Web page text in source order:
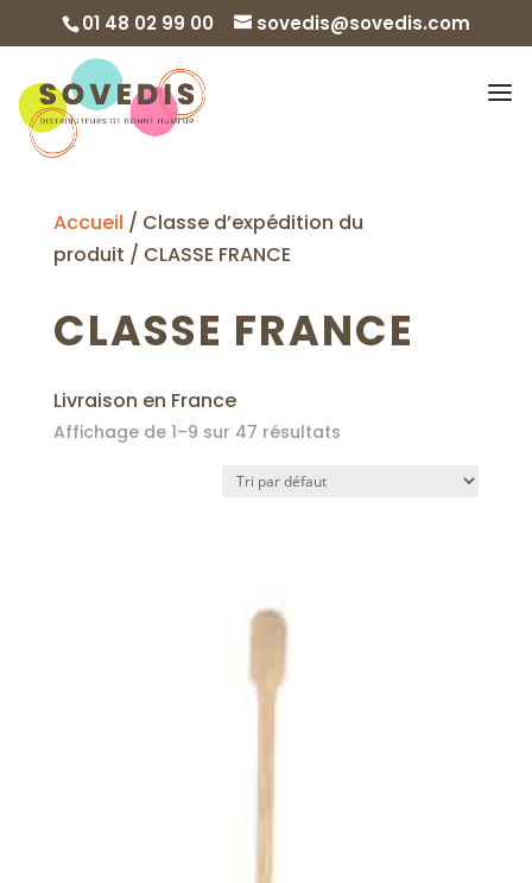
01 48 02 99 00 sovedis@sovedis.com
Accueil / Classe d’expédition du
produit / CLASSE FRANCE
CLASSE FRANCE
Livraison en France
Affichage de 1–9 sur 47 résultats